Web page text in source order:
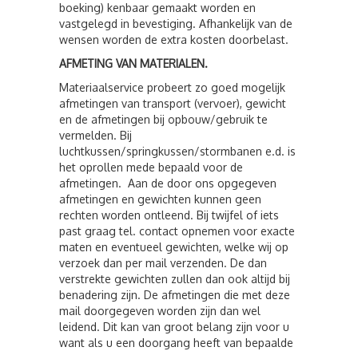
boeking) kenbaar gemaakt worden en
vastgelegd in bevestiging. Afhankelijk van de
wensen worden de extra kosten doorbelast.
AFMETING VAN MATERIALEN.
Materiaalservice probeert zo goed mogelijk
afmetingen van transport (vervoer), gewicht
en de afmetingen bij opbouw/gebruik te
vermelden. Bij
luchtkussen/springkussen/stormbanen e.d. is
het oprollen mede bepaald voor de
afmetingen. Aan de door ons opgegeven
afmetingen en gewichten kunnen geen
rechten worden ontleend. Bij twijfel of iets
past graag tel. contact opnemen voor exacte
maten en eventueel gewichten, welke wij op
verzoek dan per mail verzenden. De dan
verstrekte gewichten zullen dan ook altijd bij
benadering zijn. De afmetingen die met deze
mail doorgegeven worden zijn dan wel
leidend. Dit kan van groot belang zijn voor u
want als u een doorgang heeft van bepaalde